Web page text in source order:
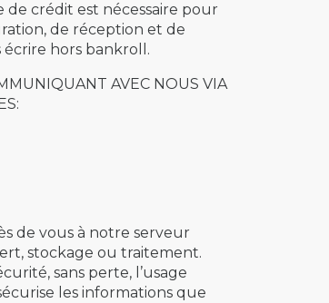
de crédit est nécessaire pour
de réception et de
hors bankroll.
AVEC NOUS VIA
de vous à notre serveur
stockage ou traitement.
sans perte, l’usage
les informations que